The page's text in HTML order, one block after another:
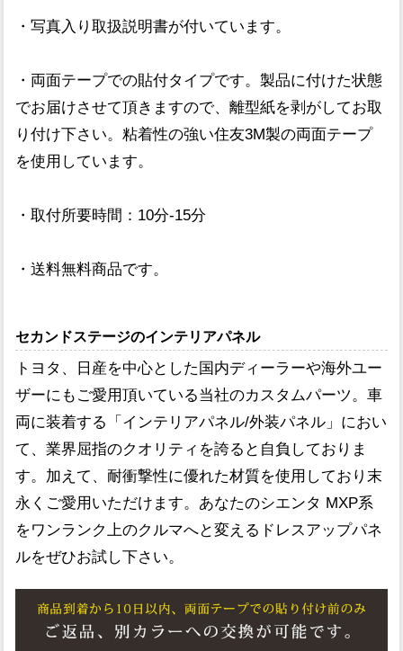
・写真入り取扱説明書が付いています。
・両面テープでの貼付タイプです。製品に付けた状態
でお届けさせて頂きますので、離型紙を剥がしてお取
り付け下さい。粘着性の強い住友3M製の両面テープ
を使用しています。
・取付所要時間：10分-15分
・送料無料商品です。
セカンドステージのインテリアパネル
トヨタ、日産を中心とした国内ディーラーや海外ユー
ザーにもご愛用頂いている当社のカスタムパーツ。車
両に装着する「インテリアパネル/外装パネル」におい
て、業界屈指のクオリティを誇ると自負しておりま
す。加えて、耐衝撃性に優れた材質を使用しており末
永くご愛用いただけます。あなたのシエンタ MXP系
をワンランク上のクルマへと変えるドレスアップパネ
ルをぜひお試し下さい。